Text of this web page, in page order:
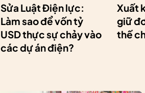
Sửa Luật Điện lực:
Làm sao để vốn tỷ
USD thực sự chảy vào
các dự án điện?
Xuất
giữ
thế